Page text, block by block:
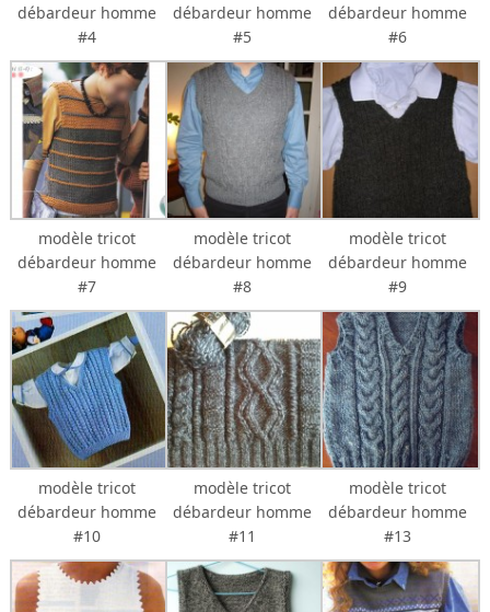
débardeur homme
#4
débardeur homme
#5
débardeur homme
#6
modèle tricot
débardeur homme
#7
modèle tricot
débardeur homme
#8
modèle tricot
débardeur homme
#9
modèle tricot
débardeur homme
#10
modèle tricot
débardeur homme
#11
modèle tricot
débardeur homme
#13